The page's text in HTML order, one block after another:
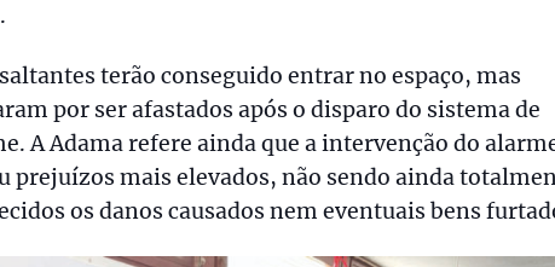
terão conseguido entrar no espaço, mas
por ser afastados após o disparo do sistema de
A Adama refere ainda que a intervenção do
prejuízos mais elevados, não sendo ainda
os danos causados nem eventuais bens